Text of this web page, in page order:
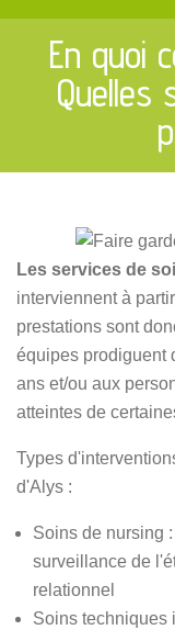
En quoi
Quelles
Les services de
interviennent à
prestations sont
équipes prodiguent
ans et/ou aux
atteintes de
Types
d'Alys :
Soins de nursing
surveillance de
relationnel
Soins techniques